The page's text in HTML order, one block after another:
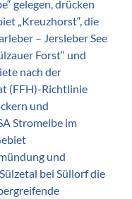
gelegen, drücken
„Kreuzhorst“, die
– Jersleber See
Forst“ und
nach der
(FFH)-Richtlinie
und
Stromelbe im
und
bei Süllorf die